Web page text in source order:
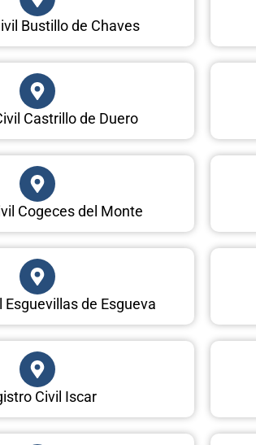
Bustillo de Chaves
Castrillo de Duero
Cogeces del Monte
Esguevillas de Esgueva
Civil Iscar